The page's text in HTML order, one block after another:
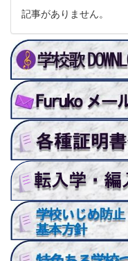
記事がありません。